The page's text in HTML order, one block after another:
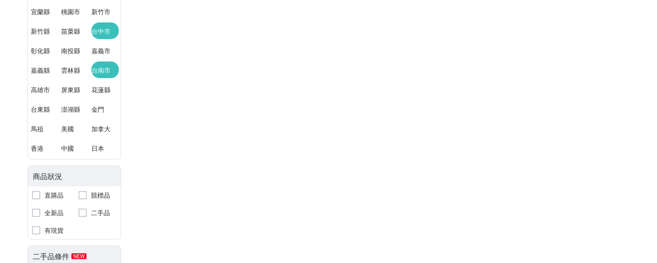
宜蘭縣 桃園市 新竹市
新竹縣 苗栗縣 台中市
彰化縣 南投縣 嘉義市
嘉義縣 雲林縣 台南市
高雄市 屏東縣 花蓮縣
台東縣 澎湖縣 金門
馬祖 美國 加拿大
香港 中國 日本
商品狀況
直購品
競標品
全新品
二手品
有現貨
二手品條件 NEW